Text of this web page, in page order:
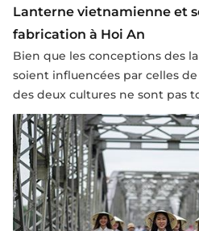
Lanterne vietnamienne et
fabrication à Hoi An
Bien que les conceptions des
soient influencées par celles
des deux cultures ne sont pas
La vieille ville de Hoi An est le
peut trouver les lanternes les
Vietnam